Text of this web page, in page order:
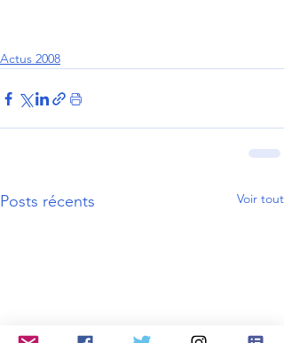
Actus 2008
Posts récents Voir tout